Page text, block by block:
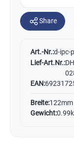
Share
Art.-Nr.:d-ipc-
Lief-Art.Nr.:
EAN:
Breite:122mm
Gewicht: